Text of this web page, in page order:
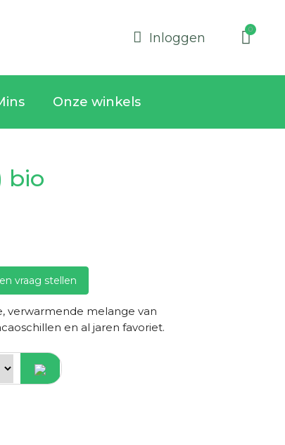
Inloggen
Onze winkels
bio
vraag stellen
verwarmende melange van
en al jaren favoriet.